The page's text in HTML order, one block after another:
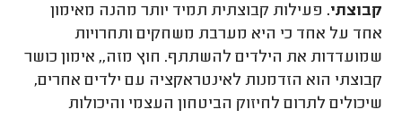
קבוצתי. פעילות קבוצתית תמיד יותר מהנה מאימון
אחד על אחד כי היא מערבת משחקים ותחרויות
שמועדדות את הילדים להשתתף. חוץ מזה,, אימון כושר
קבוצתי הוא הזדמנות לאינטראקציה עם ילדים אחרים,
שיכולים לתרום לחיזוק הביטחון העצמי והיכולות